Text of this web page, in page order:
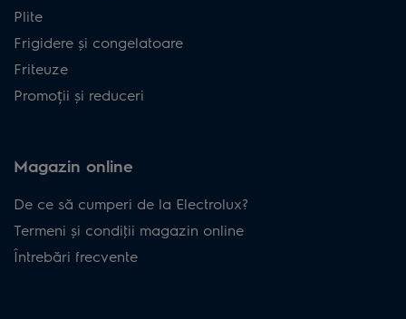
Plite
Frigidere și congelatoare
Friteuze
Promoții și reduceri
Magazin online
De ce să cumperi de la Electrolux?
Termeni și condiţii magazin online
Întrebări frecvente